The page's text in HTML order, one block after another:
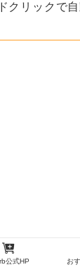
クリックで
公式HP お